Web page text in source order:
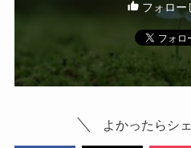
フォロー
よかったらシ